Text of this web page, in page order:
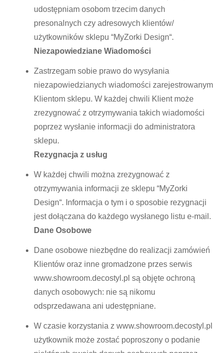
udostępniam osobom trzecim danych
presonalnych czy adresowych klientów/
użytkowników sklepu “MyZorki Design“.
Niezapowiedziane Wiadomości
Zastrzegam sobie prawo do wysyłania
niezapowiedzianych wiadomości zarejestrowanym
Klientom sklepu. W każdej chwili Klient może
zrezygnować z otrzymywania takich wiadomości
poprzez wysłanie informacji do administratora
sklepu.
Rezygnacja z usług
W każdej chwili można zrezygnować z
otrzymywania informacji ze sklepu “MyZorki
Design“. Informacja o tym i o sposobie rezygnacji
jest dołączana do każdego wysłanego listu e-mail.
Dane Osobowe
Dane osobowe niezbędne do realizacji zamówień
Klientów oraz inne gromadzone przes serwis
www.showroom.decostyl.pl są objęte ochroną
danych osobowych: nie są nikomu
odsprzedawana ani udestępniane.
W czasie korzystania z www.showroom.decostyl.pl
użytkownik może zostać poproszony o podanie